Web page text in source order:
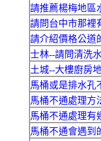
請推薦楊梅地區
請問台中市那裡
請介紹價格公道
士林--請問清洗
土城--大樓廚房
馬桶或是排水孔
馬桶不通處理方
馬桶不通處理有
馬桶不通會遇到